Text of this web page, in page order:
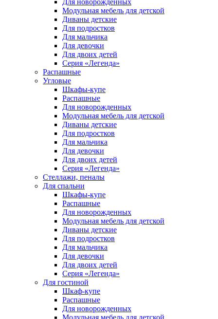
Для новорожденных
Модульная мебель для детской
Диваны детские
Для подростков
Для мальчика
Для девочки
Для двоих детей
Серия «Легенда»
Распашные
Угловые
Шкафы-купе
Распашные
Для новорожденных
Модульная мебель для детской
Диваны детские
Для подростков
Для мальчика
Для девочки
Для двоих детей
Серия «Легенда»
Стеллажи, пеналы
Для спальни
Шкафы-купе
Распашные
Для новорожденных
Модульная мебель для детской
Диваны детские
Для подростков
Для мальчика
Для девочки
Для двоих детей
Серия «Легенда»
Для гостиной
Шкаф-купе
Распашные
Для новорожденных
Модульная мебель для детской